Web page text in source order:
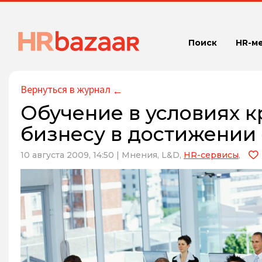
Поиск HR-
Вернуться в журнал ←
Обучение в условиях
бизнесу в достижении
10 августа 2009, 14:50 | Мнения, L&D, HR-сервисы,